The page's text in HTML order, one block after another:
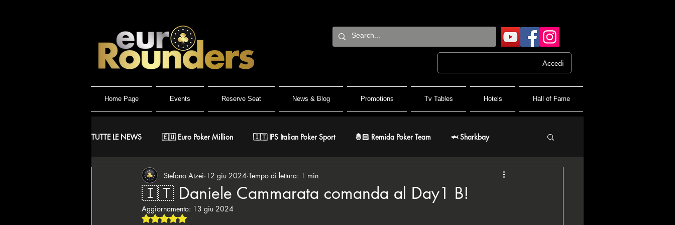
Accedi
Home Page Events Reserve Seat News & Blog Promotions Tv Tables Hotels Hall of Fame
TUTTE LE NEWS 🇪🇺 Euro Poker Million 🇮🇹 IPS Italian Poker Sport 🤴🏻 Remida Poker Team 🦈 Sharkbay
🐺 Wolf Millionaire 🐺 Wolf High Roller 🐺 White Wolf 🇫🇷 FPF France Poker Festival
🇪🇸 CNP Circuito Nacional de Poker
🇮🇹 Daniele Cammarata comanda al Day1 B!
Stefano Atzei 12 giu 2024 Tempo di lettura: 1 min
Aggiornamento: 13 giu 2024
Valutazione NaN stelle su 5.